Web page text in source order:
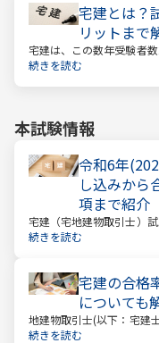
宅建とは？
リットまで
宅建は、この数年受験者
産業に携わる人をはじめ
続きを読む
本試験情報
令和6年
し込みから
項まで紹介
宅建（宅地建物取引士）
情報は「試験日」です。
続きを読む
宅建の合格
についても
地建物取引士(以下：宅建
人気資格。 その試験の合
続きを読む